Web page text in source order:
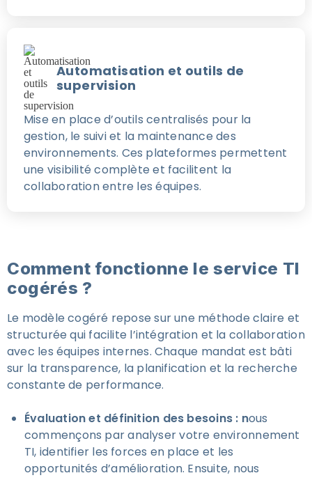
Automatisation et outils de
supervision
Mise en place d’outils centralisés pour la
gestion, le suivi et la maintenance des
environnements. Ces plateformes permettent
une visibilité complète et facilitent la
collaboration entre les équipes.
Comment fonctionne le service TI
cogérés ?
Le modèle cogéré repose sur une méthode claire et
structurée qui facilite l’intégration et la collaboration
avec les équipes internes. Chaque mandat est bâti
sur la transparence, la planification et la recherche
constante de performance.
Évaluation et définition des besoins : nous
commençons par analyser votre environnement
TI, identifier les forces en place et les
opportunités d’amélioration. Ensuite, nous